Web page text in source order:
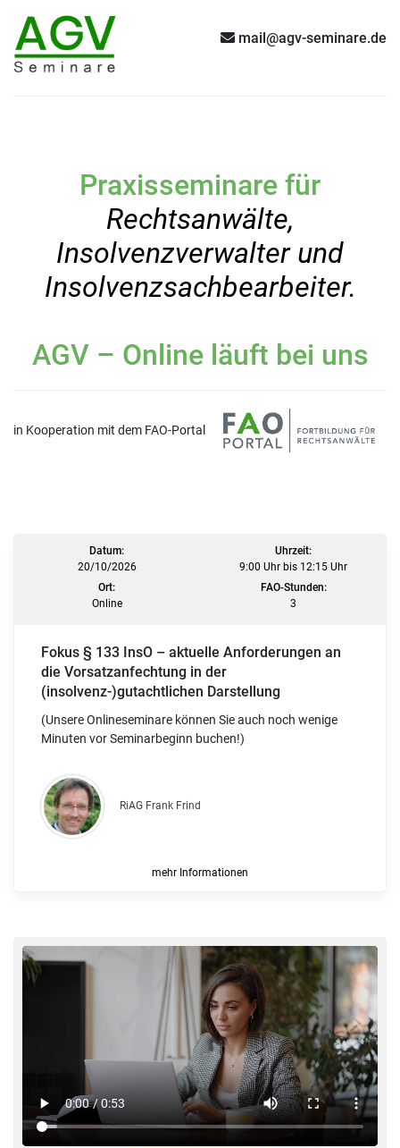
mail@agv-seminare.de
Praxisseminare für
Rechtsanwälte,
Insolvenzverwalter und
Insolvenzsachbearbeiter.
AGV – Online läuft bei uns
in Kooperation mit dem FAO-Portal
Datum:
20/10/2026
Uhrzeit:
9:00 Uhr bis 12:15 Uhr
Ort:
Online
FAO-Stunden:
3
Fokus § 133 InsO – aktuelle Anforderungen an
die Vorsatzanfechtung in der
(insolvenz-)gutachtlichen Darstellung
(Unsere Onlineseminare können Sie auch noch wenige
Minuten vor Seminarbeginn buchen!)
RiAG Frank Frind
mehr Informationen